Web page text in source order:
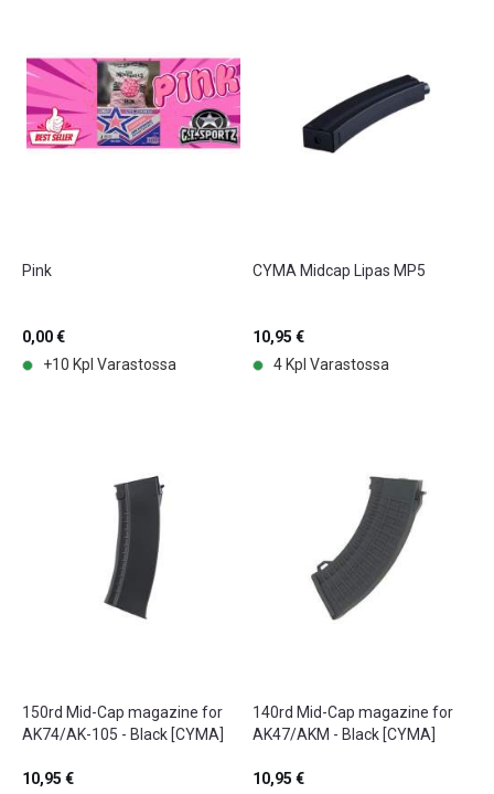
Pink
0,00 €
+10 Kpl Varastossa
CYMA Midcap Lipas MP5
10,95 €
4 Kpl Varastossa
150rd Mid-Cap magazine for
AK74/AK-105 - Black [CYMA]
10,95 €
140rd Mid-Cap magazine for
AK47/AKM - Black [CYMA]
10,95 €